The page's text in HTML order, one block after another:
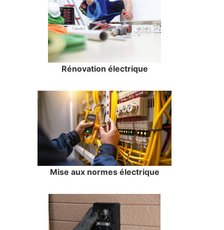
Rénovation électrique
Mise aux normes électrique